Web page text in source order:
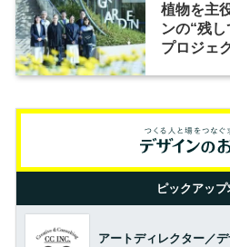
植物を主
ンの“残
プロジェ
ピックアップ
アートディレクター／